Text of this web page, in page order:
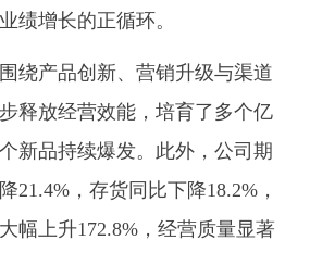
绩增长的正循环。
绕产品创新、营销升级与渠道
释放经营效能，培育了多个亿
新品持续爆发。此外，公司期
21.4%，存货同比下降18.2%，
幅上升172.8%，经营质量显著